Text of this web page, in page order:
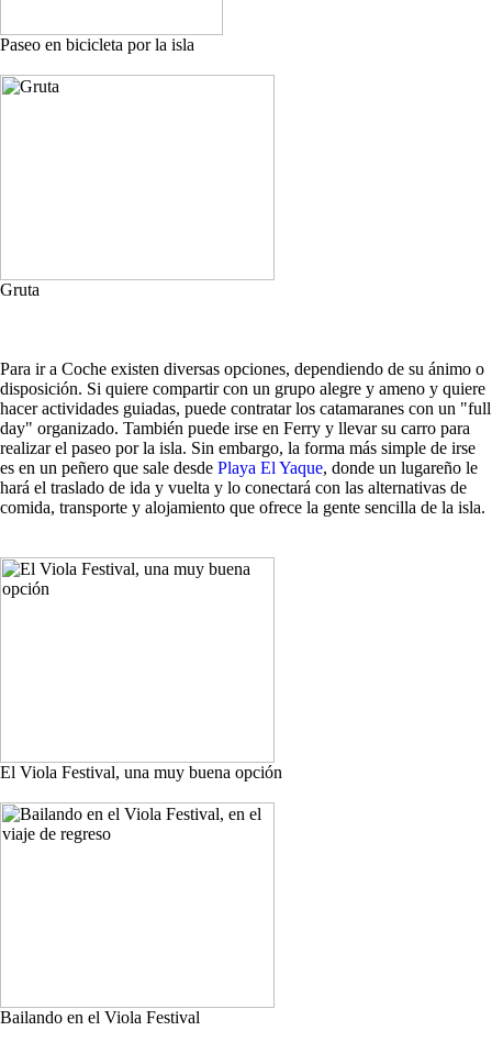
Paseo en bicicleta por la isla
Gruta
Para ir a Coche existen diversas opciones, dependiendo de su ánimo o
disposición. Si quiere compartir con un grupo alegre y ameno y quiere
hacer actividades guiadas, puede contratar los catamaranes con un "full
day" organizado. También puede irse en Ferry y llevar su carro para
realizar el paseo por la isla. Sin embargo, la forma más simple de irse
es en un peñero que sale desde Playa El Yaque, donde un lugareño le
hará el traslado de ida y vuelta y lo conectará con las alternativas de
comida, transporte y alojamiento que ofrece la gente sencilla de la isla.
El Viola Festival, una muy buena opción
Bailando en el Viola Festival